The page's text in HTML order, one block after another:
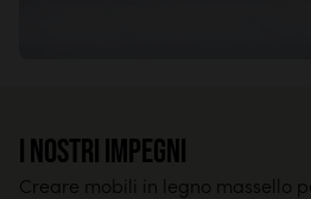
I nostri impegni
Creare mobili in legno massello